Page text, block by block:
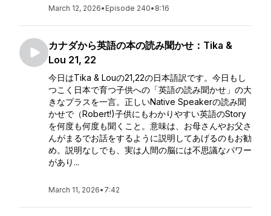
March 12, 2026• Episode 240• 8:16
カナダから英語の本の読み聞かせ：Tika &
Lou 21, 22
今日はTika & Louの21,22の日本語訳です。今日もし
つこく日本で育つ子供への「英語の読み聞かせ」の大
きなプラスを一言。正しいNative Speakerの読み聞
かせで（Robert!)子供にもわかりやすい英語のStory
を何度も何度も聞くこと。意味は、お母さんやお父さ
んがまるでお話をするように説明してあげるのもお勧
め。説明なしでも、実は人間の脳には不思議なパワー
があり...
March 11, 2026• 7:42